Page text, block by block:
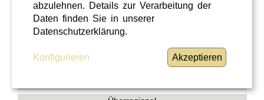
abzulehnen. Details zur Verarbeitung der
Daten finden Sie in unserer
Datenschutzerklärung.
Konfigurieren Akzeptieren